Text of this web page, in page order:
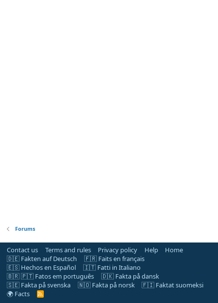
Forums
Contact us Terms and rules Privacy policy Help
Home
🇩🇪 Fakten auf Deutsch
🇫🇷 Faits en français
🇪🇸 Hechos en Español
🇮🇹 Fatti in Italiano
🇧🇷 🇵🇹 Fatos em português
🇩🇰 Fakta på dansk
🇸🇪 Fakta på svenska
🇳🇴 Fakta på norsk
🇫🇮 Faktat suomeksi
🌍 Facts
R